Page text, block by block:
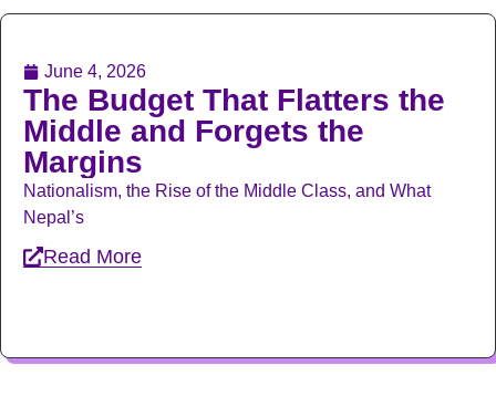
June 4, 2026
The Budget That Flatters the
Middle and Forgets the
Margins
Nationalism, the Rise of the Middle Class, and What
Nepal’s
Read More